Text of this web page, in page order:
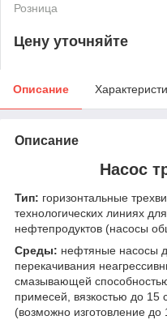
Розница
Цену уточняйте
Описание
Описание
Насос
Тип: горизонтальные
технологических линиях
нефтепродуктов (насосы
Среды: нефтяные насосы
перекачивания
смазывающей
примесей, вязкостью до 15
(возможно изготовление